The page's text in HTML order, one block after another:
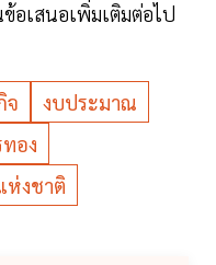
อเสนอเพิ่มเติมต่อไป
จ
งบประมาณ
อง
ห่งชาติ